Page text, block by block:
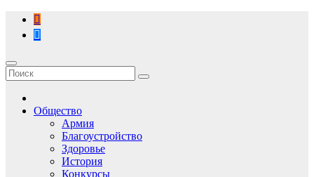
Перейти
содержимому
Общество
Армия
Благоустройство
Здоровье
История
Конкурсы